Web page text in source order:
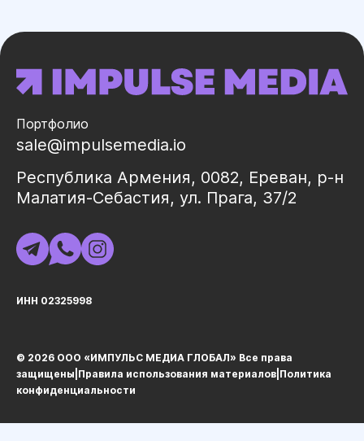
Портфолио
sale@impulsemedia.io
Республика Армения, 0082, Ереван, р-н
Малатия-Себастия, ул. Прага, 37/2
ИНН 02325998
© 2026 ООО «ИМПУЛЬС МЕДИА ГЛОБАЛ» Все права
защищеныㅤ|ㅤ Правила использования материалов Политика
конфиденциальности